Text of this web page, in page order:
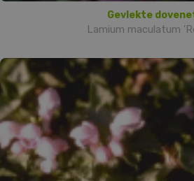
Gevlekte
Lamium maculatum